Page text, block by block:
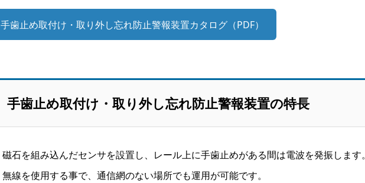
手歯止め取付け・取り外し忘れ防止警報装置カタログ（PDF）
手歯止め取付け・取り外し忘れ防止警報装置の特長
磁石を組み込んだセンサを設置し、レール上に手歯止めがある間は電波を発振します。
無線を使用する事で、通信網のない場所でも運用が可能です。